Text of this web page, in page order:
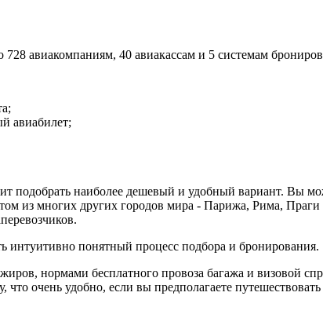
авиакомпаниям, 40 авиакассам и 5 системам
авиабилет;
подобрать наиболее дешевый и удобный вариант. Вы
из многих других городов мира - Парижа, Рима, Праги
интуитивно понятный процесс подбора и бронирования.
нормами бесплатного провоза багажа и визовой
очень удобно, если вы предполагаете путешествовать